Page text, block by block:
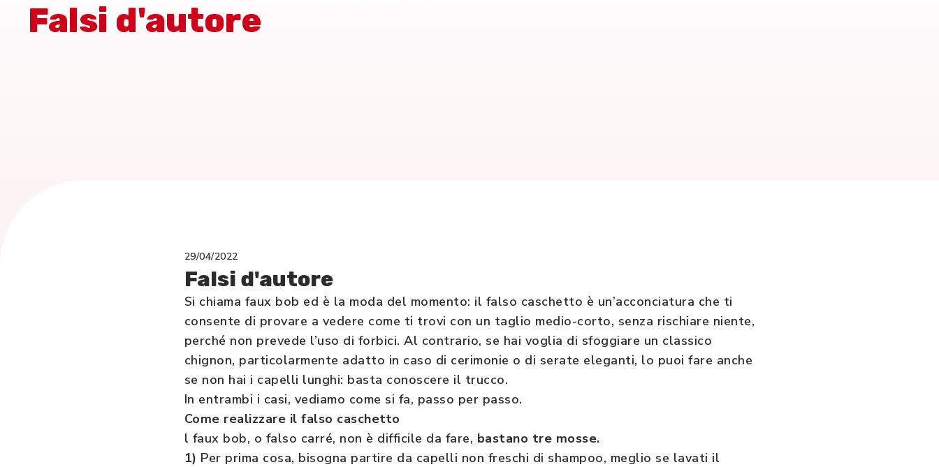
Falsi d'autore
29/04/2022
Falsi d'autore
Si chiama faux bob ed è la moda del momento: il falso caschetto è un’acconciatura che ti
consente di provare a vedere come ti trovi con un taglio medio-corto, senza rischiare niente,
perché non prevede l’uso di forbici. Al contrario, se hai voglia di sfoggiare un classico
chignon, particolarmente adatto in caso di cerimonie o di serate eleganti, lo puoi fare anche
se non hai i capelli lunghi: basta conoscere il trucco.
In entrambi i casi, vediamo come si fa, passo per passo.
Come realizzare il falso caschetto
l faux bob, o falso carré, non è difficile da fare, bastano tre mosse.
1) Per prima cosa, bisogna partire da capelli non freschi di shampoo, meglio se lavati il